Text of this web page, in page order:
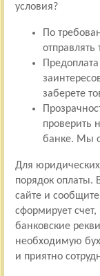
условия?
По
отправлять
заберете
проверить
банке. Мы
Для
порядок
сайте и
сформирует
банковские
необходимую
и приятно